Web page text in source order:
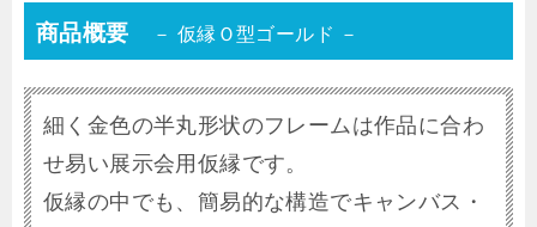
商品概要 － 仮縁Ｏ型ゴールド －
細く金色の半丸形状のフレームは作品に合わ
せ易い展示会用仮縁です。
仮縁の中でも、簡易的な構造でキャンバス・